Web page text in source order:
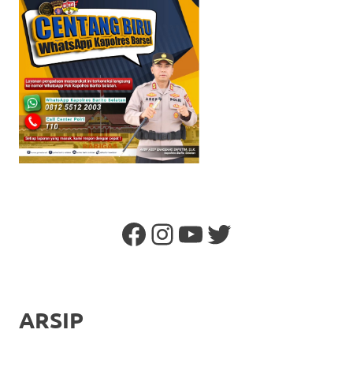
Facebook
Instagram
YouTube
Twitter
ARSIP